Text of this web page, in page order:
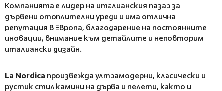
Компанията е лидер на италианския пазар за
дървени отоплителни уреди и има отлична
репутация в Европа, благодарение на постоянните
иновации, внимание към детайлите и неповторим
италиански дизайн.
La Nordica произвежда ултрамодерни, класически и
рустик стил камини на дърва и пелети, както и